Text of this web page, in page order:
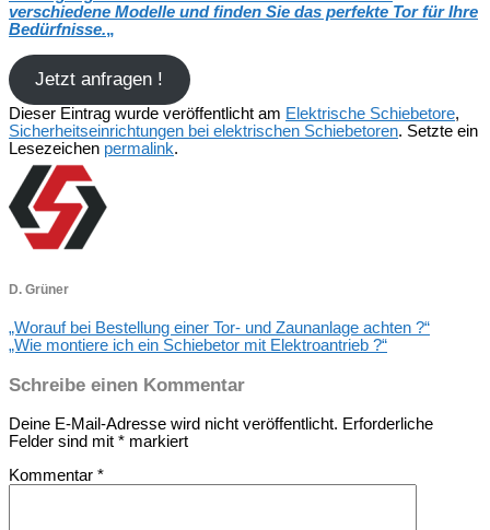
verschiedene Modelle und finden Sie das perfekte Tor für Ihre
Bedürfnisse.„
Jetzt anfragen !
Dieser Eintrag wurde veröffentlicht am Elektrische Schiebetore,
Sicherheitseinrichtungen bei elektrischen Schiebetoren. Setzte ein
Lesezeichen permalink.
D. Grüner
„Worauf bei Bestellung einer Tor- und Zaunanlage achten ?“
„Wie montiere ich ein Schiebetor mit Elektroantrieb ?“
Schreibe einen Kommentar
Deine E-Mail-Adresse wird nicht veröffentlicht. Erforderliche
Felder sind mit * markiert
Kommentar *